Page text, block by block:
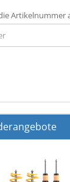
Artikelnummer